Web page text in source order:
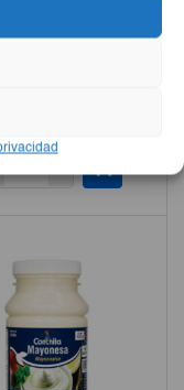
Con Chorizo SE-DA